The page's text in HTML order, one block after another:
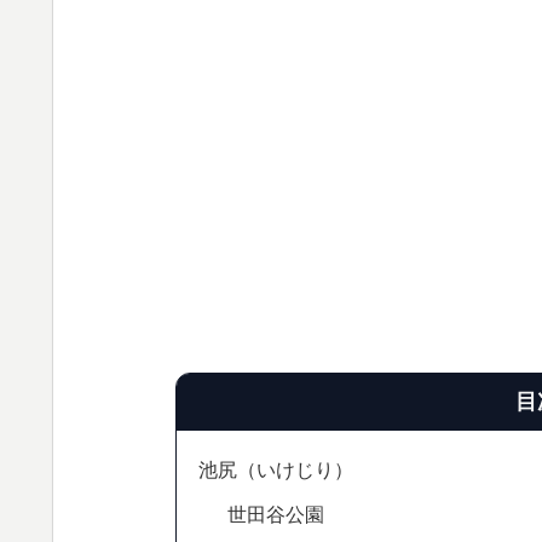
池尻（いけじり）
世田谷公園